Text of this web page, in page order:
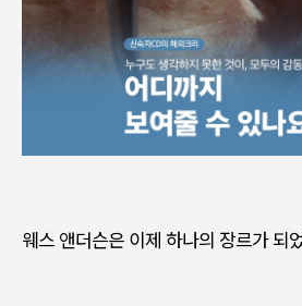
웨스 앤더슨은 이제 하나의 장르가 되